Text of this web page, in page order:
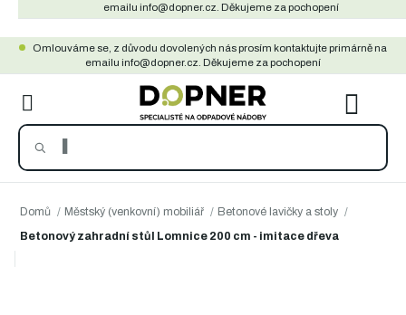
obsah
emailu info@dopner.cz. Děkujeme za pochopení
Omlouváme se, z důvodu dovolených nás prosím kontaktujte primárně na
emailu info@dopner.cz. Děkujeme za pochopení
KOŠÍK
Domů / Městský (venkovní) mobiliář / Betonové lavičky a stoly /
Betonový zahradní stůl Lomnice 200 cm - imitace dřeva